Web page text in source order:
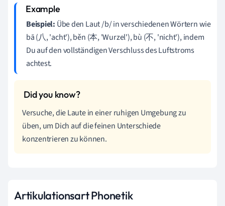
Beispiel: Übe den Laut /b/ in verschiedenen Wörtern wie
bā (八, 'acht'), běn (本, 'Wurzel'), bù (不, 'nicht'), indem
Du auf den vollständigen Verschluss des Luftstroms
achtest.
Versuche, die Laute in einer ruhigen Umgebung zu
üben, um Dich auf die feinen Unterschiede
konzentrieren zu können.
Artikulationsart Phonetik